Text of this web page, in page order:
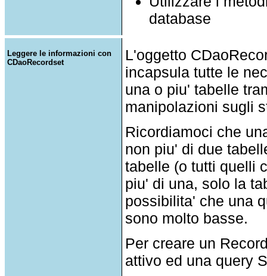
database
Leggere le informazioni con
CDaoRecordset
L'oggetto
incapsula tutte le
una o piu' tabelle
manipolazioni sugli
Ricordiamoci che
non piu' di due
tabelle (o tutti quelli
piu' di una, solo la
possibilita' che una
sono molto basse.
Per creare un
attivo ed una query